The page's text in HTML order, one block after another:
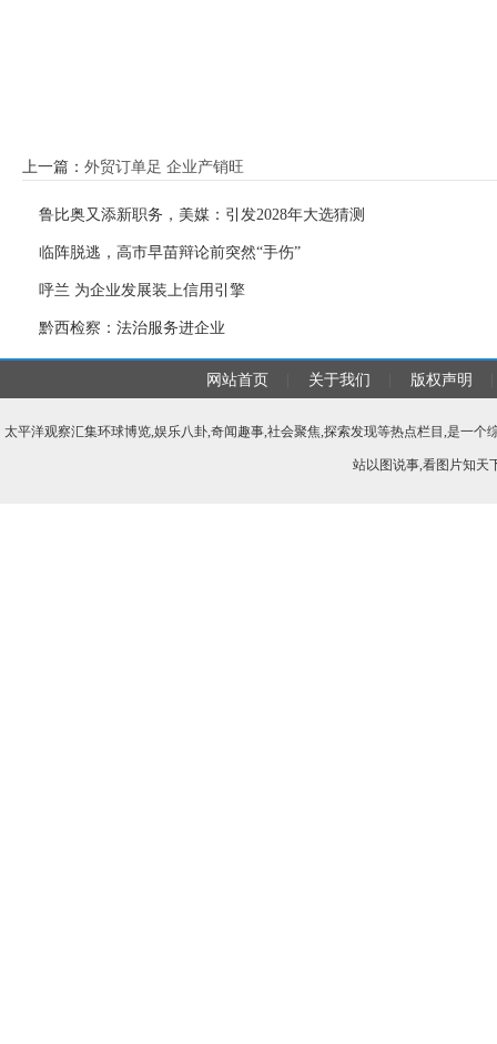
上一篇： 外贸订单足 企业产销旺
鲁比奥又添新职务，美媒：引发2028年大选猜测
临阵脱逃，高市早苗辩论前突然“手伤”
呼兰 为企业发展装上信用引擎
黔西检察：法治服务进企业
网站首页 关于我们 版权声明
太平洋观察汇集环球博览,娱乐八卦,奇闻趣事,社会聚焦,探索发现等热点栏目,是一
站以图说事,看图片知天